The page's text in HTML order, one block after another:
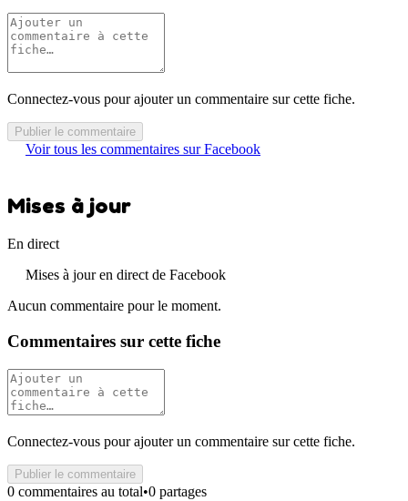
Connectez-vous pour ajouter un commentaire sur cette fiche.
Publier le commentaire
Voir tous les commentaires sur Facebook
Mises à jour
En direct
Mises à jour en direct de Facebook
Aucun commentaire pour le moment.
Commentaires sur cette fiche
Connectez-vous pour ajouter un commentaire sur cette fiche.
Publier le commentaire
0 commentaires au total•0 partages